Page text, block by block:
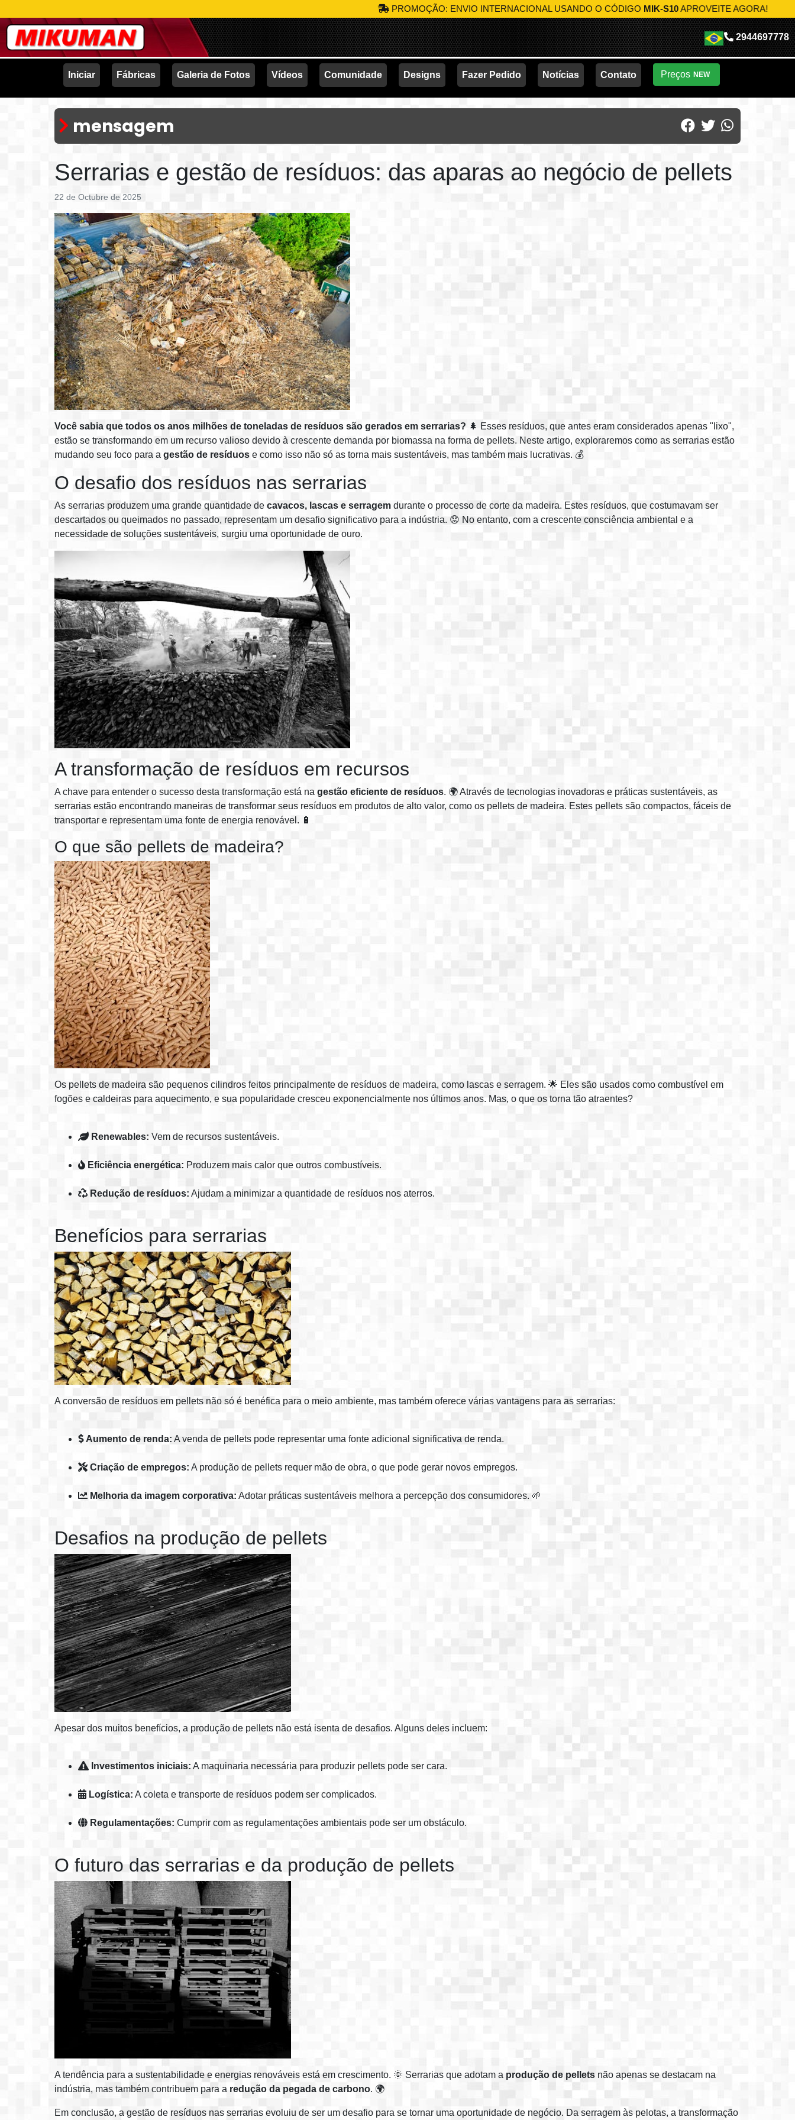
PROMOÇÃO: ENVIO INTERNACIONAL USANDO O CÓDIGOMIK-S10APROVEITE AGORA!
2944697778
Iniciar Fábricas Galeria de Fotos Vídeos Comunidade Designs Fazer Pedido Notícias Contato Preços NEW
mensagem
Serrarias e gestão de resíduos: das aparas ao negócio de pellets
22 de Octubre de 2025
Você sabia que todos os anos milhões de toneladas de resíduos são gerados em serrarias? 🌲 Esses resíduos, que antes eram considerados apenas "lixo",
estão se transformando em um recurso valioso devido à crescente demanda por biomassa na forma de pellets. Neste artigo, exploraremos como as serrarias estão
mudando seu foco para a gestão de resíduos e como isso não só as torna mais sustentáveis, mas também mais lucrativas. 💰
O desafio dos resíduos nas serrarias
As serrarias produzem uma grande quantidade de cavacos, lascas e serragem durante o processo de corte da madeira. Estes resíduos, que costumavam ser
descartados ou queimados no passado, representam um desafio significativo para a indústria. 😟 No entanto, com a crescente consciência ambiental e a
necessidade de soluções sustentáveis, surgiu uma oportunidade de ouro.
A transformação de resíduos em recursos
A chave para entender o sucesso desta transformação está na gestão eficiente de resíduos. 🌍 Através de tecnologias inovadoras e práticas sustentáveis, as
serrarias estão encontrando maneiras de transformar seus resíduos em produtos de alto valor, como os pellets de madeira. Estes pellets são compactos, fáceis de
transportar e representam uma fonte de energia renovável. 🔋
O que são pellets de madeira?
Os pellets de madeira são pequenos cilindros feitos principalmente de resíduos de madeira, como lascas e serragem. 🌟 Eles são usados como combustível em
fogões e caldeiras para aquecimento, e sua popularidade cresceu exponencialmente nos últimos anos. Mas, o que os torna tão atraentes?
Renewables: Vem de recursos sustentáveis.
Eficiência energética: Produzem mais calor que outros combustíveis.
Redução de resíduos: Ajudam a minimizar a quantidade de resíduos nos aterros.
Benefícios para serrarias
A conversão de resíduos em pellets não só é benéfica para o meio ambiente, mas também oferece várias vantagens para as serrarias:
Aumento de renda: A venda de pellets pode representar uma fonte adicional significativa de renda.
Criação de empregos: A produção de pellets requer mão de obra, o que pode gerar novos empregos.
Melhoria da imagem corporativa: Adotar práticas sustentáveis melhora a percepção dos consumidores. 🌱
Desafios na produção de pellets
Apesar dos muitos benefícios, a produção de pellets não está isenta de desafios. Alguns deles incluem:
Investimentos iniciais: A maquinaria necessária para produzir pellets pode ser cara.
Logística: A coleta e transporte de resíduos podem ser complicados.
Regulamentações: Cumprir com as regulamentações ambientais pode ser um obstáculo.
O futuro das serrarias e da produção de pellets
A tendência para a sustentabilidade e energias renováveis está em crescimento. 🌞 Serrarias que adotam a produção de pellets não apenas se destacam na
indústria, mas também contribuem para a redução da pegada de carbono. 🌍
Em conclusão, a gestão de resíduos nas serrarias evoluiu de ser um desafio para se tornar uma oportunidade de negócio. Da serragem às pelotas, a transformação